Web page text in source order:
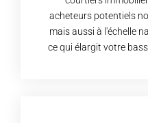
acheteurs potentiels
mais aussi à l'échelle
ce qui élargit votre